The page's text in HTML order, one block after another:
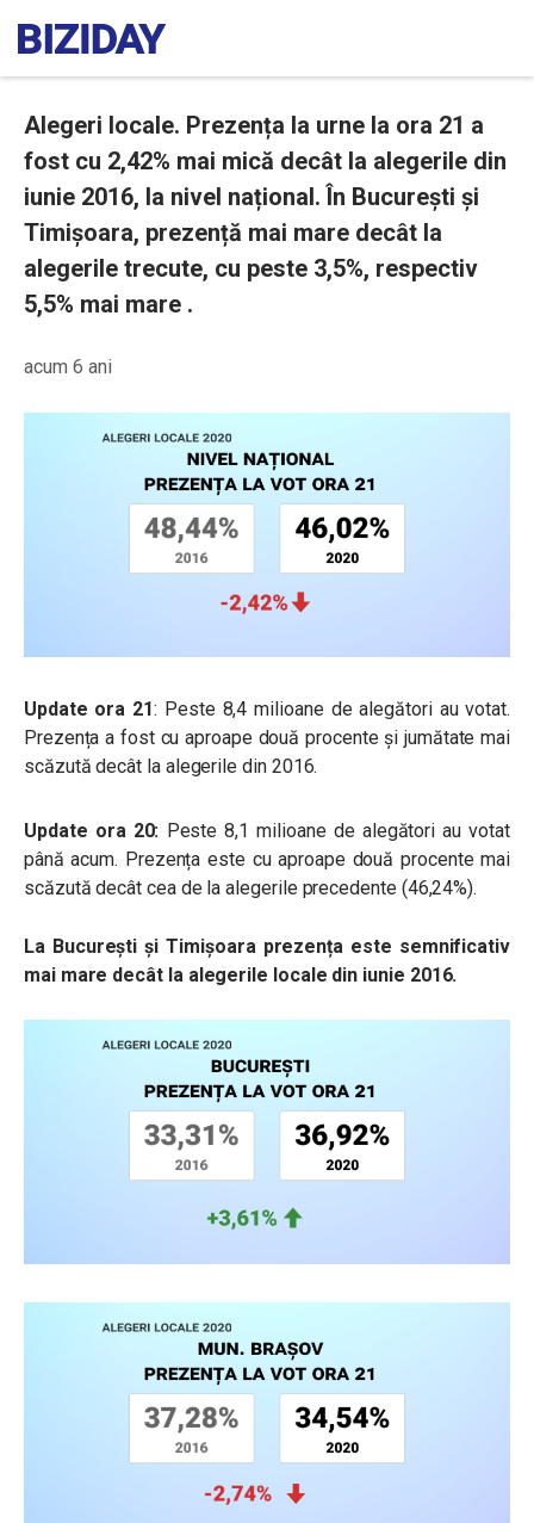
Alegeri locale. Prezența la urne la ora 21 a
fost cu 2,42% mai mică decât la alegerile din
iunie 2016, la nivel național. În București și
Timișoara, prezență mai mare decât la
alegerile trecute, cu peste 3,5%, respectiv
5,5% mai mare .
acum 6 ani
Update ora 21: Peste 8,4 milioane de alegători au votat.
Prezența a fost cu aproape două procente și jumătate mai
scăzută decât la alegerile din 2016.
Update ora 20: Peste 8,1 milioane de alegători au votat
până acum. Prezența este cu aproape două procente mai
scăzută decât cea de la alegerile precedente (46,24%).
La București și Timișoara prezența este semnificativ
mai mare decât la alegerile locale din iunie 2016.